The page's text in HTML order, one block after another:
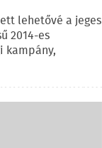
lehetővé a jeges
2014-es
kampány,